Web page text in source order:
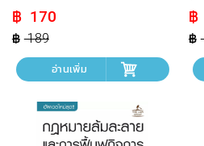
189
Original
price
was:
฿ 189.
170
Current
price
is:
฿ 170.
อ่านเพิ่ม
฿
is:
฿